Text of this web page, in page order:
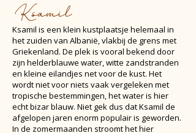
Ksamil is een klein kustplaatsje helemaal in
het zuiden van Albanië, vlakbij de grens met
Griekenland. De plek is vooral bekend door
zijn helderblauwe water, witte zandstranden
en kleine eilandjes net voor de kust. Het
wordt niet voor niets vaak vergeleken met
tropische bestemmingen, het water is hier
echt bizar blauw. Niet gek dus dat Ksamil de
afgelopen jaren enorm populair is geworden.
In de zomermaanden stroomt het hier
Ksamil